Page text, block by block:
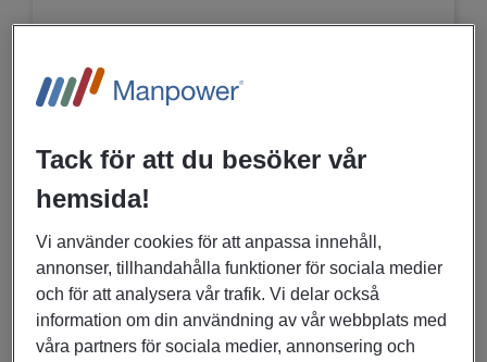
Bygg, Anläggning
LÄS MER
06/07/2026
Servicetekniker till Bilgruppen
i Eskilstuna
Tack för att du besöker vår
hemsida!
Vi använder cookies för att anpassa innehåll,
annonser, tillhandahålla funktioner för sociala medier
och för att analysera vår trafik. Vi delar också
information om din användning av vår webbplats med
våra partners för sociala medier, annonsering och